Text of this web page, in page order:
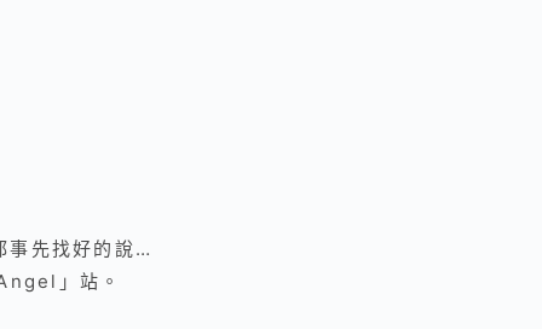
事先找好的說…
」站 。